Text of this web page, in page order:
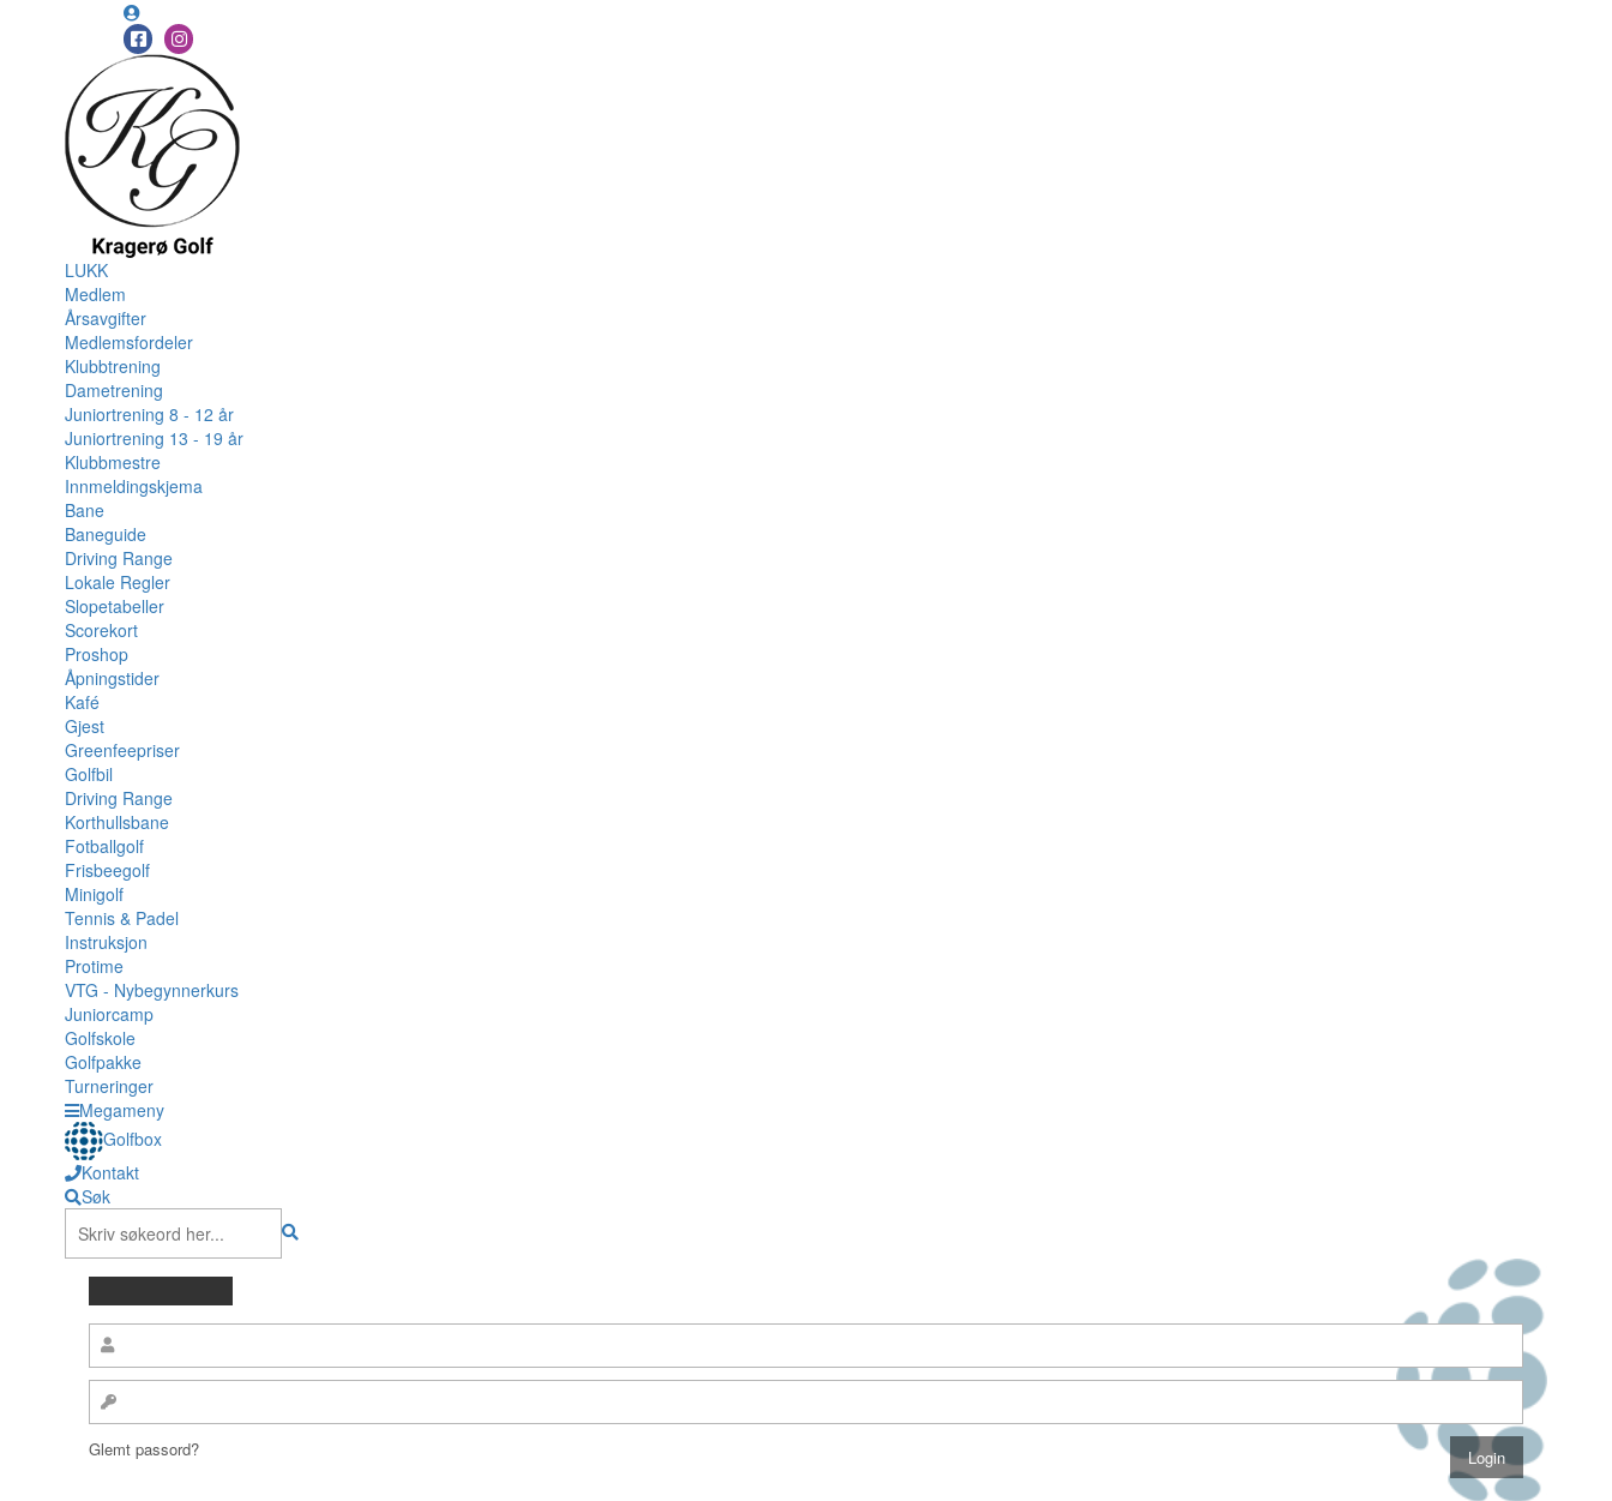
LUKK
Medlem
Årsavgifter
Medlemsfordeler
Klubbtrening
Dametrening
Juniortrening 8 - 12 år
Juniortrening 13 - 19 år
Klubbmestre
Innmeldingskjema
Bane
Baneguide
Driving Range
Lokale Regler
Slopetabeller
Scorekort
Proshop
Åpningstider
Kafé
Gjest
Greenfeepriser
Golfbil
Driving Range
Korthullsbane
Fotballgolf
Frisbeegolf
Minigolf
Tennis & Padel
Instruksjon
Protime
VTG - Nybegynnerkurs
Juniorcamp
Golfskole
Golfpakke
Turneringer
Megameny
Golfbox
Kontakt
Søk
Glemt passord?